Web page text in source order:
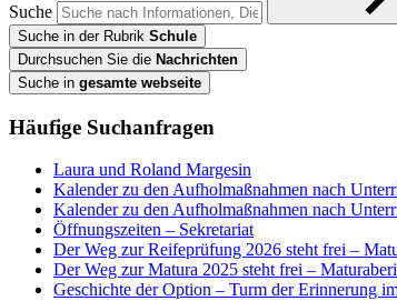
Suche
Suche in der Rubrik Schule
Durchsuchen Sie die Nachrichten
Suche in gesamte webseite
Häufige Suchanfragen
Laura und Roland Margesin
Kalender zu den Aufholmaßnahmen nach
Kalender zu den Aufholmaßnahmen nach
Öffnungszeiten – Sekretariat
Der Weg zur Reifeprüfung 2026 steht frei –
Der Weg zur Matura 2025 steht frei –
Geschichte der Option – Turm der Erinnerung